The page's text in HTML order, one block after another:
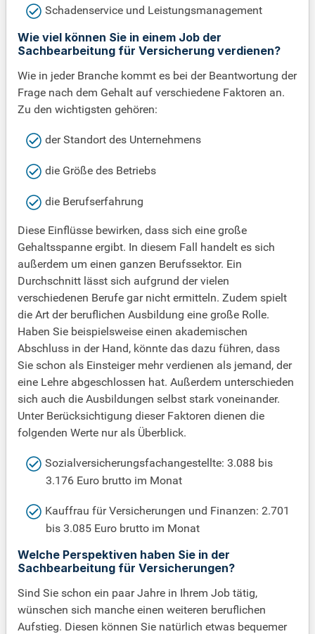
Schadenservice und Leistungsmanagement
Wie viel können Sie in einem Job der
Sachbearbeitung für Versicherung verdienen?
Wie in jeder Branche kommt es bei der Beantwortung der
Frage nach dem Gehalt auf verschiedene Faktoren an.
Zu den wichtigsten gehören:
der Standort des Unternehmens
die Größe des Betriebs
die Berufserfahrung
Diese Einflüsse bewirken, dass sich eine große
Gehaltsspanne ergibt. In diesem Fall handelt es sich
außerdem um einen ganzen Berufssektor. Ein
Durchschnitt lässt sich aufgrund der vielen
verschiedenen Berufe gar nicht ermitteln. Zudem spielt
die Art der beruflichen Ausbildung eine große Rolle.
Haben Sie beispielsweise einen akademischen
Abschluss in der Hand, könnte das dazu führen, dass
Sie schon als Einsteiger mehr verdienen als jemand, der
eine Lehre abgeschlossen hat. Außerdem unterschieden
sich auch die Ausbildungen selbst stark voneinander.
Unter Berücksichtigung dieser Faktoren dienen die
folgenden Werte nur als Überblick.
Sozialversicherungsfachangestellte: 3.088 bis
3.176 Euro brutto im Monat
Kauffrau für Versicherungen und Finanzen: 2.701
bis 3.085 Euro brutto im Monat
Welche Perspektiven haben Sie in der
Sachbearbeitung für Versicherungen?
Sind Sie schon ein paar Jahre in Ihrem Job tätig,
wünschen sich manche einen weiteren beruflichen
Aufstieg. Diesen können Sie natürlich etwas bequemer